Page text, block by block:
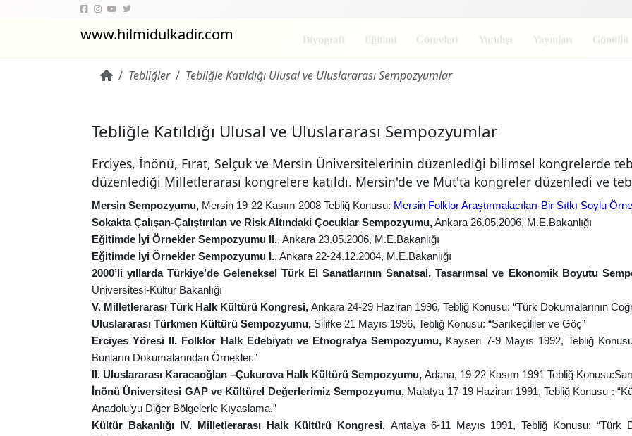
www.hilmidulkadir.com Biyografi Eğitimi Görevleri Yurtdışı Yayınları Gönüllü
Tebliğler Tebliğle Katıldığı Ulusal ve Uluslararası Sempozyumlar
Tebliğle Katıldığı Ulusal ve Uluslararası Sempozyumlar
Erciyes, İnönü, Fırat, Selçuk ve Mersin Üniversitelerinin düzenlediği bilimsel kongrelerde
düzenlediği Milletlerarası kongrelere katıldı. Mersin'de ve Mut'ta kongreler düzenledi ve
Mersin Sempozyumu, Mersin 19-22 Kasım 2008 Tebliğ Konusu: Mersin Folklor Araştırmalacıları-Bir Sıtkı Soylu
Sokakta Çalışan-Çalıştırılan ve Risk Altındaki Çocuklar Sempozyumu,Ankara 26.05.2006, M.E.Bakanlığı
Eğitimde İyi Örnekler Sempozyumu II., Ankara 23.05.2006, M.E.Bakanlığı
Eğitimde İyi Örnekler Sempozyumu I., Ankara 22-24.12.2004, M.E.Bakanlığı
2000’li yıllarda Türkiye’de Geleneksel Türk El Sanatlarının Sanatsal, Tasarımsal ve Ekonomik Boyutu
Üniversitesi-Kültür Bakanlığı
V. Milletlerarası Türk Halk Kültürü Kongresi, Ankara 24-29 Haziran 1996, Tebliğ Konusu: “Türk Dokumalarının
Uluslararası Türkmen Kültürü Sempozyumu, Silifke 21 Mayıs 1996, Tebliğ Konusu: “Sarıkeçililer ve Göç”
Erciyes Yöresi II. Folklor Halk Edebiyatı ve Etnografya Sempozyumu, Kayseri 7-9 Mayıs 1992, Tebliğ
Bunların Dokumalarından Örnekler.”
II. Uluslararası Karacaoğlan –Çukurova Halk Kültürü Sempozyumu, Adana, 19-22 Kasım 1991 Tebliğ
İnönü Üniversitesi GAP ve Kültürel Değerlerimiz Sempozyumu, Malatya 17-19 Haziran 1991, Tebliğ Konusu :
Anadolu’yu Diğer Bölgelerle Kıyaslama.”
Kültür Bakanlığı IV. Milletlerarası Halk Kültürü Kongresi, Antalya 6-11 Mayıs 1991, Tebliğ Konusu: “Türk